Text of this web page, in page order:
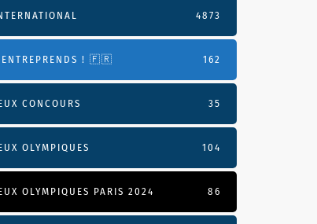
4873
! 🇫🇷 162
CONCOURS 35
OLYMPIQUES 104
OLYMPIQUES PARIS 2024 86